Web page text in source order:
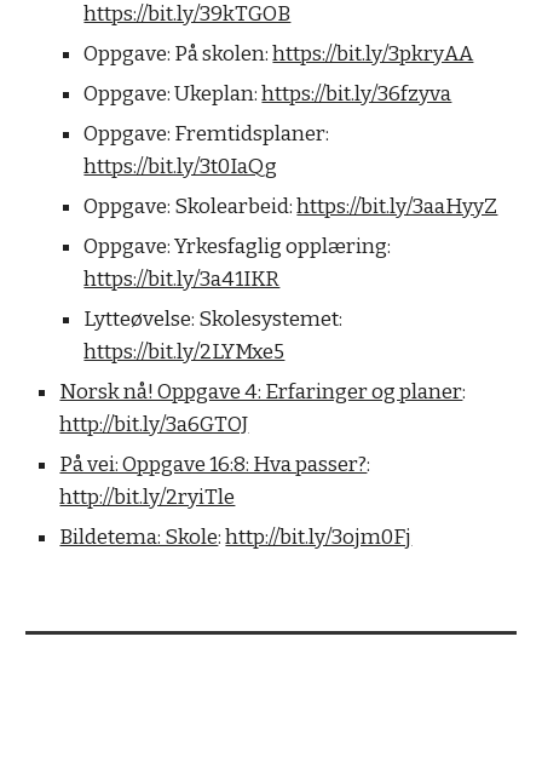
https://bit.ly/39kTGOB
Oppgave: På skolen:https://bit.ly/3pkryAA
Oppgave: Ukeplan:https://bit.ly/36fzyva
Oppgave: Fremtidsplaner:
https://bit.ly/3t0IaQg
Oppgave: Skolearbeid:https://bit.ly/3aaHyyZ
Oppgave: Yrkesfaglig opplæring:
https://bit.ly/3a41IKR
Lytteøvelse: Skolesystemet:
https://bit.ly/2LYMxe5
Norsk nå! Oppgave 4: Erfaringer og planer:
http://bit.ly/3a6GTOJ
På vei: Oppgave 16:8: Hva passer?:
http://bit.ly/2ryiTle
Bildetema: Skole:http://bit.ly/3ojm0Fj